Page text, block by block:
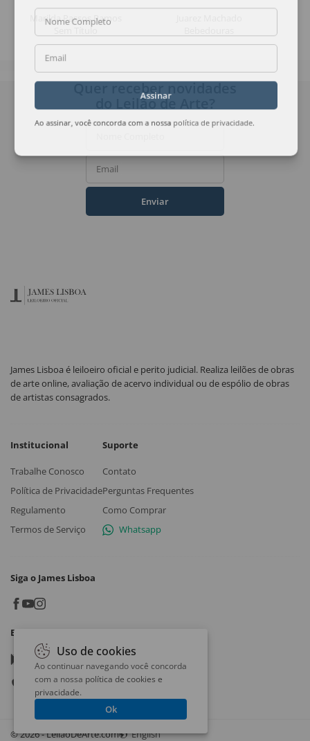
Marilda Passos Ramos
Sem Título
Nome Completo
Email
Assinar
Ao assinar, você concorda com a nossa política de privacidade
Quer receber novidades
do Leilão de Arte?
Email
Enviar
James Lisboa é leiloeiro oficial e perito judicial. Realiza leilões de obras
de arte online, avaliação de acervo individual ou de espólio de obras
de artistas consagrados.
Institucional
Trabalhe Conosco
Política de Privacidade
Regulamento
Termos de Serviço
Suporte
Contato
Perguntas Frequentes
Como Comprar
Whatsapp
Siga o James Lisboa
Baixe o App
Google play
App store
© 2026 - LeilaoDeArte.com English
Uso de cookies
Ao continuar navegando você concorda
com a nossa política de cookies e
privacidade.
Ok